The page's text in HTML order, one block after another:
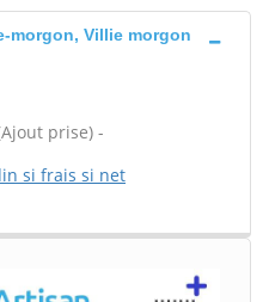
morgon, Villie morgon
prise) -
si frais si net